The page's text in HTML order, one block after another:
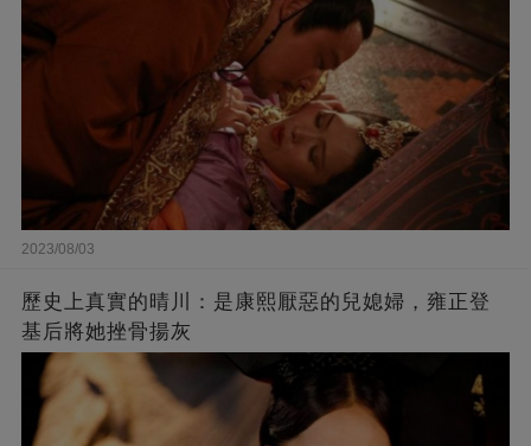
2023/08/03
歷史上真實的晴川：是康熙厭惡的兒媳婦，雍正登
基后將她挫骨揚灰